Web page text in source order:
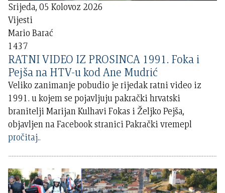
Srijeda, 05 Kolovoz 2026
Vijesti
Mario Barać
1437
RATNI VIDEO IZ PROSINCA 1991. Foka i
Pejša na HTV-u kod Ane Mudrić
Veliko zanimanje pobudio je rijedak ratni video iz
1991. u kojem se pojavljuju pakrački hrvatski
branitelji Marijan Kulhavi Fokas i Željko Pejša,
objavljen na Facebook stranici Pakrački vremepl
pročitaj..